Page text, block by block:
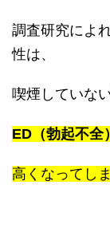
調査研究によ
性は、
喫煙していな
ED（勃起不全
高くなってし